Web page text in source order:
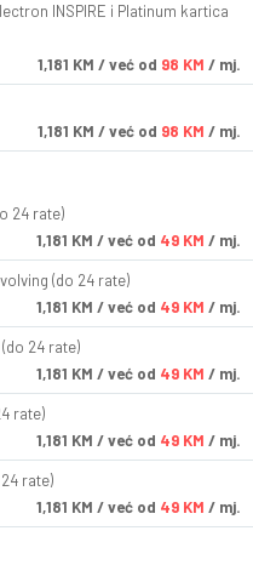
INSPIRE i Platinum kartica
1,181 KM / već od 98 KM / mj.
1,181 KM / već od 98 KM / mj.
24 rate)
1,181 KM / već od 49 KM / mj.
(do 24 rate)
1,181 KM / već od 49 KM / mj.
24 rate)
1,181 KM / već od 49 KM / mj.
rate)
1,181 KM / već od 49 KM / mj.
rate)
1,181 KM / već od 49 KM / mj.